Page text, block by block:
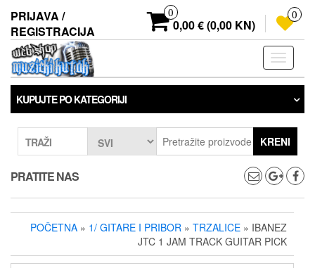
sadržaj
PRIJAVA /
REGISTRACIJA
0
0,00 € (0,00 KN)
0
KUPUJTE PO KATEGORIJI
TRAŽI KRENI
PRATITE NAS
POČETNA » 1/ GITARE I PRIBOR » TRZALICE » IBANEZ
JTC 1 JAM TRACK GUITAR PICK